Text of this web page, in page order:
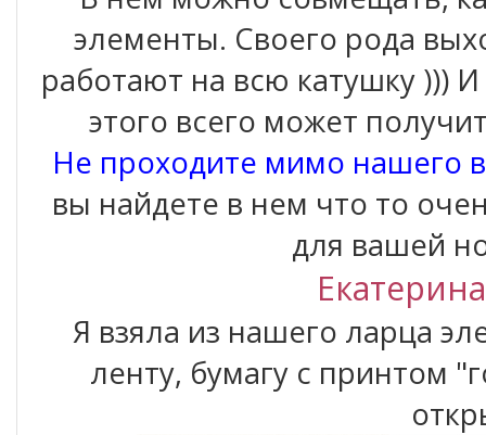
элементы. Своего рода
работают на всю катушку )))
этого всего может
Не проходите мимо нашего
вы найдете в нем что то
для вашей
Я взяла из нашего ларца
ленту, бумагу с принтом